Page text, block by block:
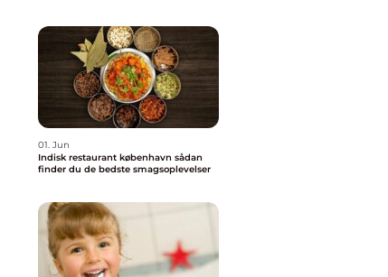
01. Jun
Indisk restaurant københavn sådan
finder du de bedste smagsoplevelser